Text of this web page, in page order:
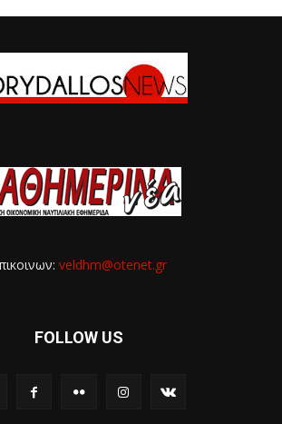
veldhm@otenet.gr
FOLLOW US